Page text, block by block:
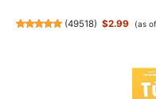
(49518) $2.99 (as